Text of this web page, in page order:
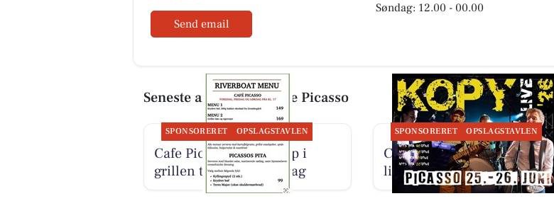
Send email
Søndag: 12.00 - 00.00
Seneste artikler om Cafe Picasso
SPONSORERET OPSLAGSTAVLEN
Cafe Picasso tænder op i
grillen torsdag til lørdag
SPONSORERET OPSLAGSTAVLEN
Cafe Picasso inviterer til
livemusik torsdag og fredag